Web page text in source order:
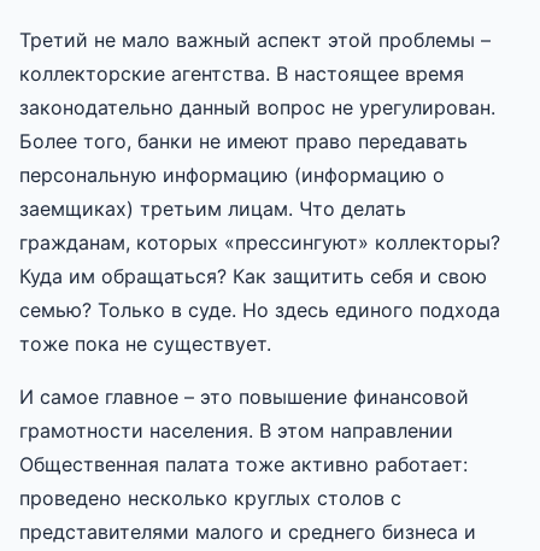
Третий не мало важный аспект этой проблемы –
коллекторские агентства. В настоящее время
законодательно данный вопрос не урегулирован.
Более того, банки не имеют право передавать
персональную информацию (информацию о
заемщиках) третьим лицам. Что делать
гражданам, которых «прессингуют» коллекторы?
Куда им обращаться? Как защитить себя и свою
семью? Только в суде. Но здесь единого подхода
тоже пока не существует.
И самое главное – это повышение финансовой
грамотности населения. В этом направлении
Общественная палата тоже активно работает:
проведено несколько круглых столов с
представителями малого и среднего бизнеса и